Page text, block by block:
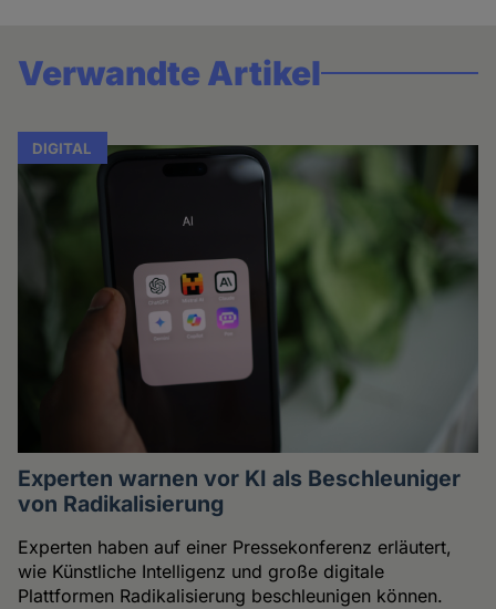
Verwandte Artikel
DIGITAL
Experten warnen vor KI als Beschleuniger
von Radikalisierung
Experten haben auf einer Pressekonferenz erläutert,
wie Künstliche Intelligenz und große digitale
Plattformen Radikalisierung beschleunigen können.